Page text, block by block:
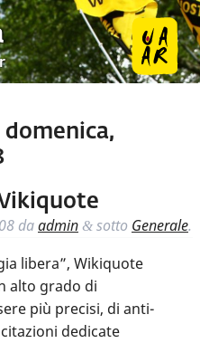
domenica,
daadmin & sotto Generale.
libera”, Wikiquote
alto grado di
più precisi, di anti-
dedicate